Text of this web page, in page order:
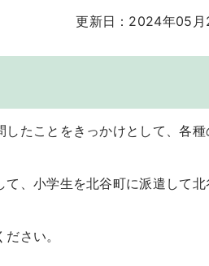
更新日：2024年05月
たことをきっかけとして、各
、小学生を北谷町に派遣して
さい。